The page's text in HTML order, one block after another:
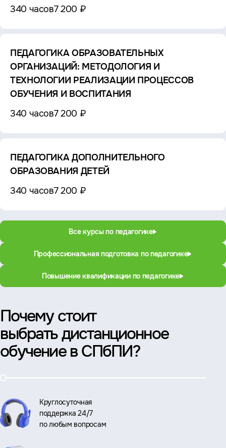
340 часов7 200 ₽
ПЕДАГОГИКА ОБРАЗОВАТЕЛЬНЫХ
ОРГАНИЗАЦИЙ: МЕТОДОЛОГИЯ И
ТЕХНОЛОГИИ РЕАЛИЗАЦИИ ПРОЦЕССОВ
ОБУЧЕНИЯ И ВОСПИТАНИЯ
340 часов7 200 ₽
ПЕДАГОГИКА ДОПОЛНИТЕЛЬНОГО
ОБРАЗОВАНИЯ ДЕТЕЙ
340 часов7 200 ₽
Все курсы по педагогике
Профессиональная подготовка по педагогике
Повышение квалификации по педагогике
Почему стоит
выбрать дистанционное
обучение в СПбПИ?
Круглосуточная
поддержка 24/7
по любым вопросам